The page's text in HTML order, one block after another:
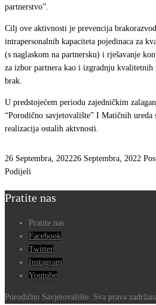
Općina
Kantona
Sarajevo
￼
partnerstvo”.
Cilj ove aktivnosti je prevencija
intrapersonalnih kapaciteta pojedinaca za
(s naglaskom na partnersku) i rješavanje
za izbor partnera kao i izgradnju kvalitetnih
brak.
U predstojećem periodu zajedničkim
“Porodično savjetovalište” I Matičnih ureda
realizacija ostalih aktvnosti.
26 Septembra, 202226 Septembra, 2022
Podijeli
Pratite nas
Pratite nas
Facebook
Twitter
Instagram
Youtube
Porodično Savjetovalište. Sva prava